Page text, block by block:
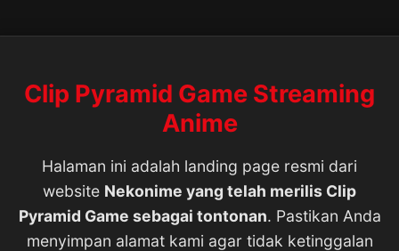
Clip Pyramid Game Streaming
Anime
Halaman ini adalah landing page resmi dari
website Nekonime yang telah merilis Clip
Pyramid Game sebagai tontonan. Pastikan Anda
menyimpan alamat kami agar tidak ketinggalan